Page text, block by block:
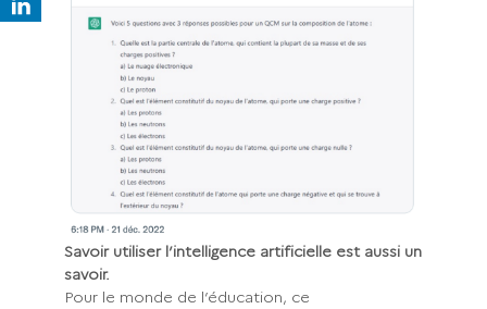
Savoir utiliser l’intelligence artificielle est aussi un
savoir.
Pour le monde de l’éducation, ce